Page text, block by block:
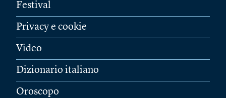
Festival
Privacy e cookie
Video
Dizionario italiano
Oroscopo